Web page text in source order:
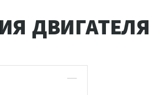
ДВИГАТЕЛЯ